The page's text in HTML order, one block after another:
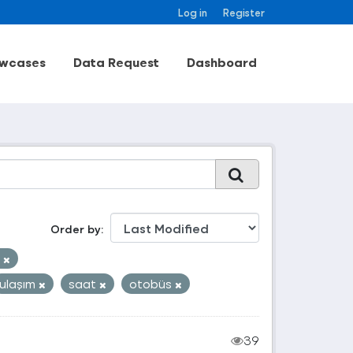
Log in Register
Data Request Dashboard
Order by
ulaşım
saat otobüs
39